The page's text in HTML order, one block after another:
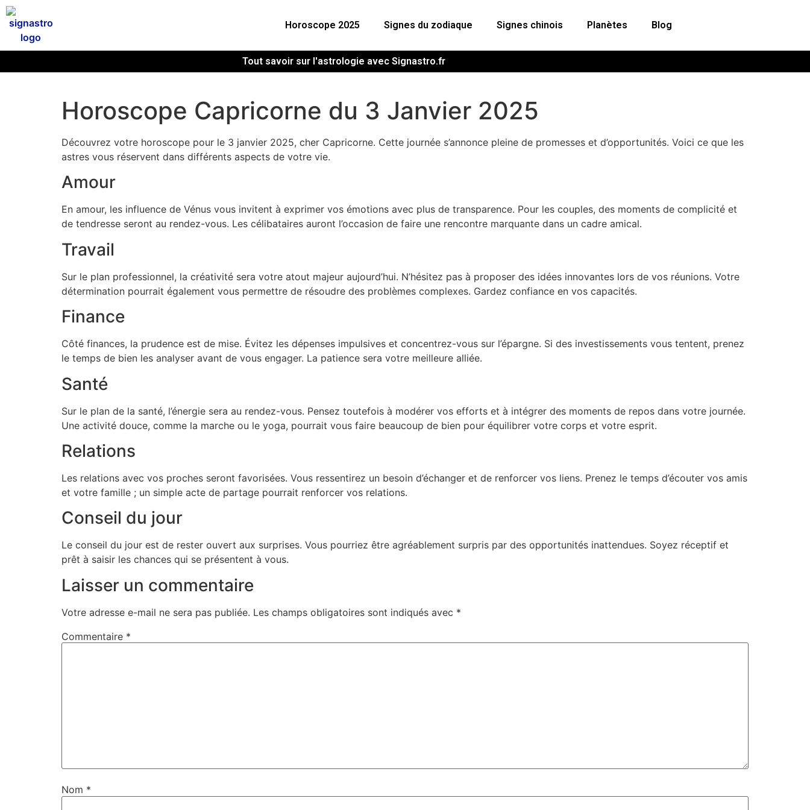
Horoscope 2025 Signes du zodiaque Signes chinois Planètes Blog
Tout savoir sur l'astrologie avec Signastro.fr
Horoscope Capricorne du 3 Janvier 2025
Découvrez votre horoscope pour le 3 janvier 2025, cher Capricorne. Cette journée s’annonce pleine de promesses et d’opportunités. Voici ce que les
astres vous réservent dans différents aspects de votre vie.
Amour
En amour, les influence de Vénus vous invitent à exprimer vos émotions avec plus de transparence. Pour les couples, des moments de complicité et
de tendresse seront au rendez-vous. Les célibataires auront l’occasion de faire une rencontre marquante dans un cadre amical.
Travail
Sur le plan professionnel, la créativité sera votre atout majeur aujourd’hui. N’hésitez pas à proposer des idées innovantes lors de vos réunions. Votre
détermination pourrait également vous permettre de résoudre des problèmes complexes. Gardez confiance en vos capacités.
Finance
Côté finances, la prudence est de mise. Évitez les dépenses impulsives et concentrez-vous sur l’épargne. Si des investissements vous tentent, prenez
le temps de bien les analyser avant de vous engager. La patience sera votre meilleure alliée.
Santé
Sur le plan de la santé, l’énergie sera au rendez-vous. Pensez toutefois à modérer vos efforts et à intégrer des moments de repos dans votre journée.
Une activité douce, comme la marche ou le yoga, pourrait vous faire beaucoup de bien pour équilibrer votre corps et votre esprit.
Relations
Les relations avec vos proches seront favorisées. Vous ressentirez un besoin d’échanger et de renforcer vos liens. Prenez le temps d’écouter vos amis
et votre famille ; un simple acte de partage pourrait renforcer vos relations.
Conseil du jour
Le conseil du jour est de rester ouvert aux surprises. Vous pourriez être agréablement surpris par des opportunités inattendues. Soyez réceptif et
prêt à saisir les chances qui se présentent à vous.
Laisser un commentaire
Votre adresse e-mail ne sera pas publiée. Les champs obligatoires sont indiqués avec *
Commentaire *
Nom *